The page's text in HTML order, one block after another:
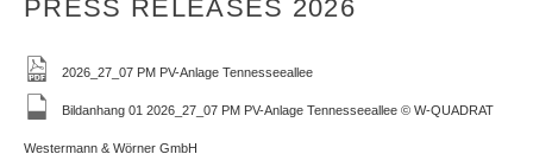
PRESS RELEASES 2026
2026_27_07 PM PV-Anlage Tennesseeallee
Bildanhang 01 2026_27_07 PM PV-Anlage Tennesseeallee © W-QUADRAT
Westermann & Wörner GmbH